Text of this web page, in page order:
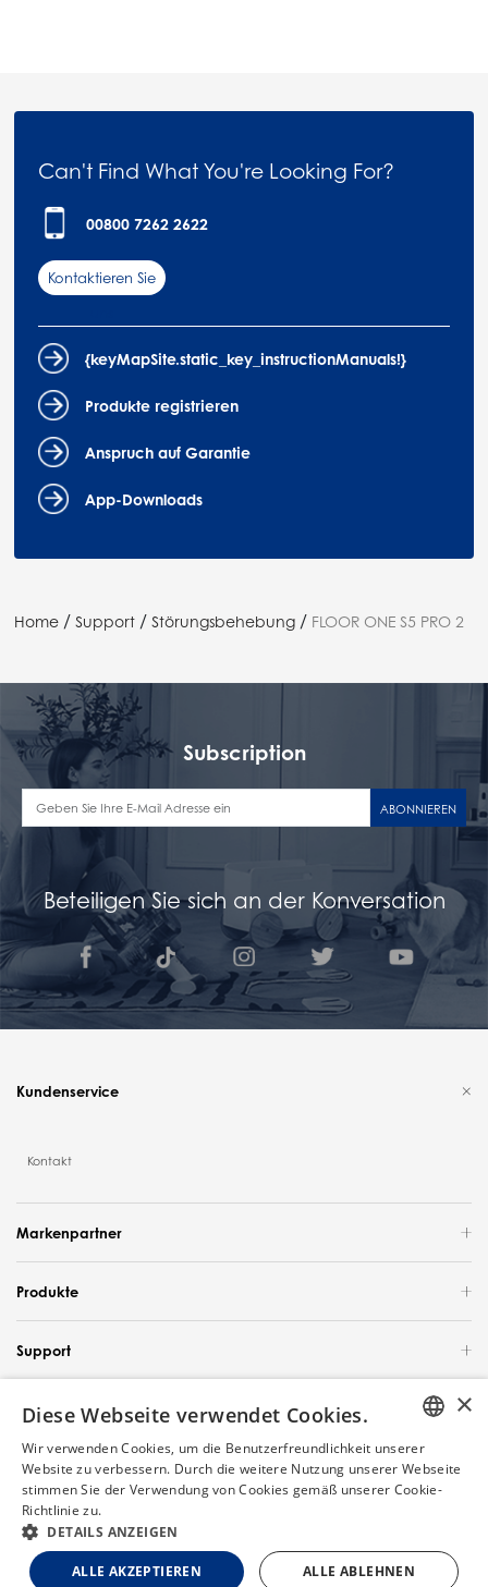
Can't Find What You're Looking For?
00800 7262 2622
Kontaktieren Sie
{keyMapSite.static_key_instructionManuals!}
Produkte registrieren
Anspruch auf Garantie
App-Downloads
Home / Support / Störungsbehebung / FLOOR ONE S5 PRO 2
Subscription
ABONNIEREN
Beteiligen Sie sich an der Konversation
Kundenservice
Kontakt
Markenpartner
Produkte
Support
Über uns
Deutschland / Deutsch
Urheberrecht 2023 Tineco Intelligent Technology. Alle Rechte vorbehalten.
Sitemap Datenschutzbestimmungen Cookie-Politik Nutzungsbedingungen
ENGLISH
GERMAN
ITALIAN
×
Diese Webseite verwendet Cookies.
Wir verwenden Cookies, um die Benutzerfreundlichkeit unserer
Website zu verbessern. Durch die weitere Nutzung unserer Webseite
stimmen Sie der Verwendung von Cookies gemäß unserer Cookie-
Richtlinie zu.
DETAILS ANZEIGEN
ALLE AKZEPTIEREN ALLE ABLEHNEN